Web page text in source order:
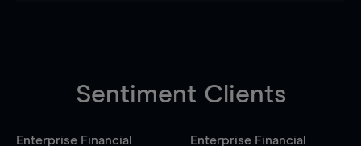
Sentiment Clients
Enterprise Financial
Enterprise Financial